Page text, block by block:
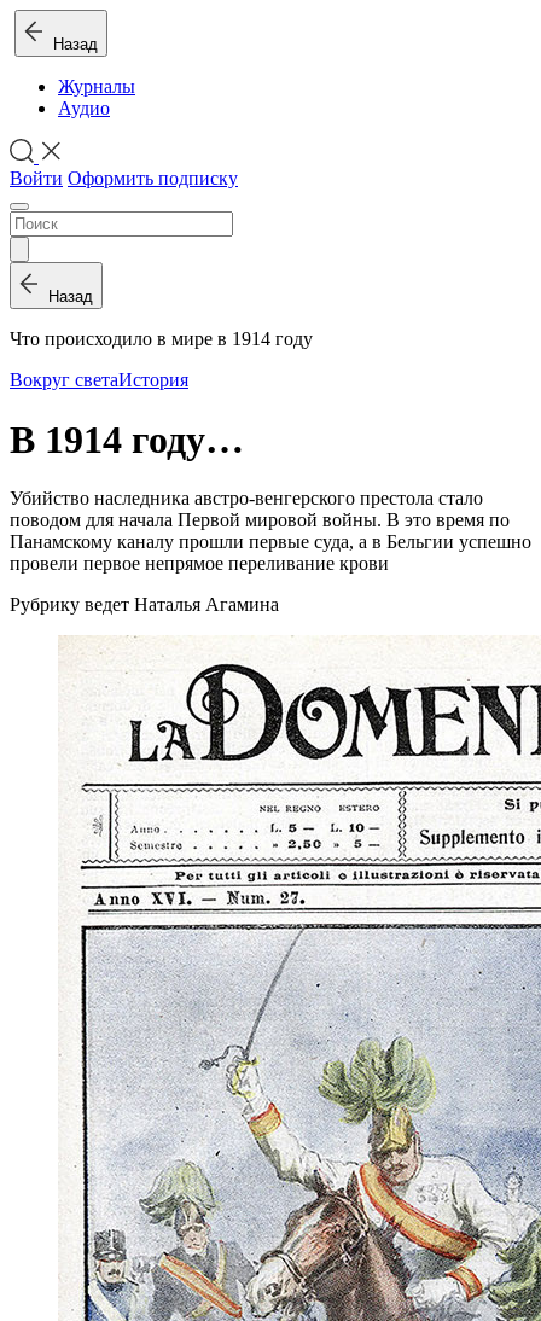
Назад
Журналы
Аудио
Войти Оформить подписку
Назад
Что происходило в мире в 1914 году
Вокруг светаИстория
В 1914 году…
Убийство наследника австро-венгерского престола стало
поводом для начала Первой мировой войны. В это время по
Панамскому каналу прошли первые суда, а в Бельгии успешно
провели первое непрямое переливание крови
Рубрику ведет Наталья Агамина